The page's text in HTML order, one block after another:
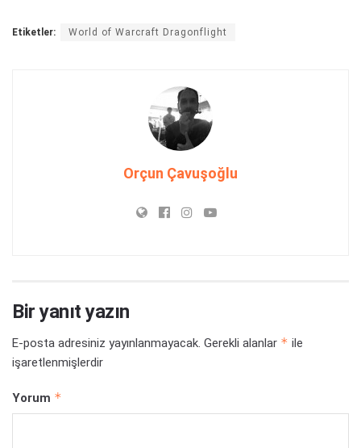
Etiketler: World of Warcraft Dragonflight
Orçun Çavuşoğlu
Bir yanıt yazın
E-posta adresiniz yayınlanmayacak. Gerekli alanlar * ile
işaretlenmişlerdir
Yorum *